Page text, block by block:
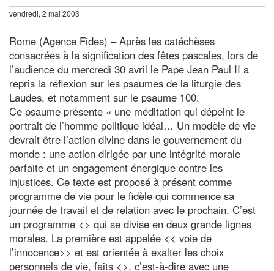
vendredi, 2 mai 2003
Rome (Agence Fides) – Après les catéchèses
consacrées à la signification des fêtes pascales, lors de
l’audience du mercredi 30 avril le Pape Jean Paul II a
repris la réflexion sur les psaumes de la liturgie des
Laudes, et notamment sur le psaume 100.
Ce psaume présente « une méditation qui dépeint le
portrait de l’homme politique idéal… Un modèle de vie
devrait être l’action divine dans le gouvernement du
monde : une action dirigée par une intégrité morale
parfaite et un engagement énergique contre les
injustices. Ce texte est proposé à présent comme
programme de vie pour le fidèle qui commence sa
journée de travail et de relation avec le prochain. C’est
un programme <> qui se divise en deux grande lignes
morales. La première est appelée << voie de
l’innocence>> et est orientée à exalter les choix
personnels de vie, faits <>, c’est-à-dire avec une